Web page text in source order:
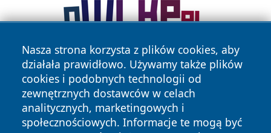
Nasza strona korzysta z plików cookies, aby
działała prawidłowo. Używamy także plików
cookies i podobnych technologii od
zewnętrznych dostawców w celach
analitycznych, marketingowych i
społecznościowych. Informacje te mogą być